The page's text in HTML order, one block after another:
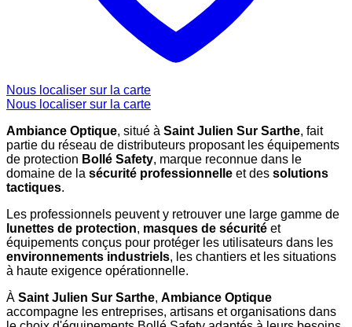
Nous localiser sur la carte
Nous localiser sur la carte
Ambiance Optique, situé à Saint Julien Sur Sarthe, fait
partie du réseau de distributeurs proposant les équipements
de protection Bollé Safety, marque reconnue dans le
domaine de la sécurité professionnelle et des solutions
tactiques.
Les professionnels peuvent y retrouver une large gamme de
lunettes de protection, masques de sécurité et
équipements conçus pour protéger les utilisateurs dans les
environnements industriels, les chantiers et les situations
à haute exigence opérationnelle.
À Saint Julien Sur Sarthe, Ambiance Optique
accompagne les entreprises, artisans et organisations dans